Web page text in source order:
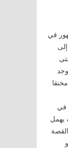
في
في
يهمل